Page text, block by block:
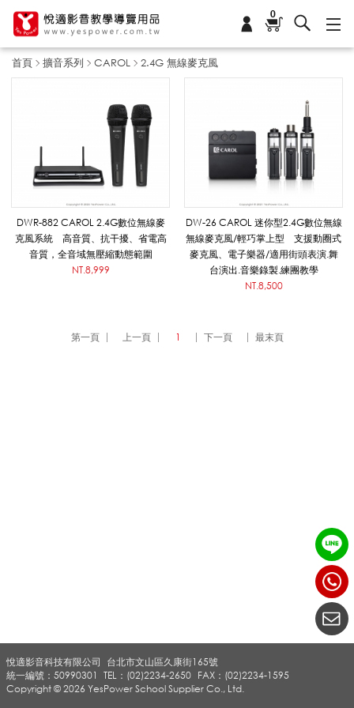
0
首頁 擴音系列 CAROL 2.4G 無線麥克風
4
C
DWR-882 CAROL 2.4G數位無線麥
克風系統 高音質、抗干擾、省電高
音質，全音域無壓縮動態範圍
NT.8,999
DW-26 CAROL 迷你型2.4G數位無線
無線麥克風/輕巧掌上型 支援動圈式
麥克風、電子樂器/適用街頭表演.舞
台演出.音樂錄製.練團教學
NT.8,500
第一頁 上一頁 1 下一頁 最末頁
悅適影音科技有限公司
TEL：(02)2234-2650 FAX：(02)2234-1595
台北市文山區久康街165號
統一編號：50990301
Copyright © 2026 YesPower School Supplier Co., Ltd.